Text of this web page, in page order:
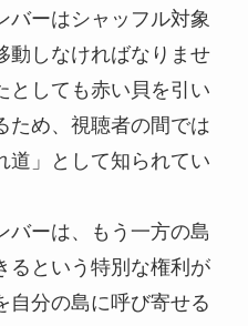
バーはシャッフル対象
動しなければなりませ
としても赤い貝を引い
ため、視聴者の間では
道」として知られてい
バーは、もう一方の島
るという特別な権利が
自分の島に呼び寄せる